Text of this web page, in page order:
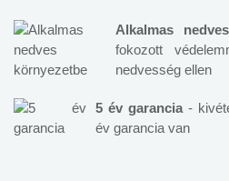
Alkalmas
fokozott
nedvesség ellen
5 év garancia -
év garancia van